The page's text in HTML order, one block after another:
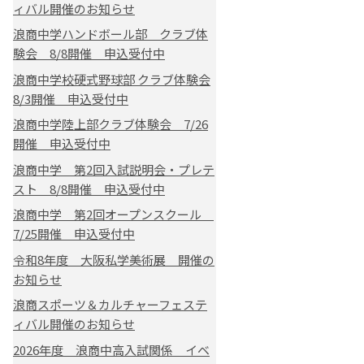
ィバル開催のお知らせ
浪商中学ハンドボール部 クラブ体
験会 8/8開催 申込受付中
浪商中学校硬式野球部 クラブ体験会
8/3開催 申込受付中
浪商中学陸上部クラブ体験会 7/26
開催 申込受付中
浪商中学 第2回入試説明会・プレテ
スト 8/8開催 申込受付中
浪商中学 第2回オープンスクール
7/25開催 申込受付中
令和8年度 大阪私学美術展 開催の
お知らせ
浪商スポーツ＆カルチャーフェステ
ィバル開催のお知らせ
2026年度 浪商中高入試関係 イベ